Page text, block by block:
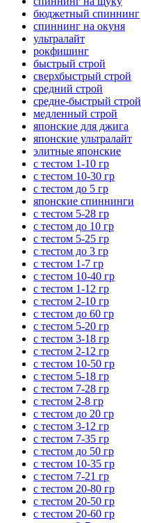
бюджетный спиннинг
спиннинг на окуня
ультралайт
рокфишинг
быстрый строй
сверхбыстрый строй
средний строй
средне-быстрый строй
медленный строй
японские для джига
японские ультралайт
элитные японские
с тестом 1-10 гр
с тестом 10-30 гр
с тестом до 5 гр
японские спиннинги
с тестом 5-28 гр
с тестом до 10 гр
с тестом 5-25 гр
с тестом до 3 гр
с тестом 1-7 гр
с тестом 10-40 гр
с тестом 1-12 гр
с тестом 2-10 гр
с тестом до 60 гр
с тестом 5-20 гр
с тестом 3-18 гр
с тестом 2-12 гр
с тестом 10-50 гр
с тестом 5-18 гр
с тестом 7-28 гр
с тестом 2-8 гр
с тестом до 20 гр
с тестом 3-12 гр
с тестом 7-35 гр
с тестом до 50 гр
с тестом 10-35 гр
с тестом 7-21 гр
с тестом 20-80 гр
с тестом 20-50 гр
с тестом 20-60 гр